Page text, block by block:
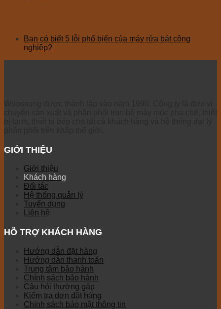
Bạn có biết 5 lỗi phổ biến của máy rửa bát công
nghiệp?
GIỚI THIỆU
Giới thiệu
Khách hàng
Đối tác
Hệ thống quản lý
Tuyển dụng
Liên hệ
HỖ TRỢ KHÁCH HÀNG
Hướng dẫn đặt hàng
Hướng dẫn thanh toán
Trung tâm bảo hành
Chính sách bảo hành
Câu hỏi thường gặp
Kiểm tra đơn đặt hàng
Chính sách bảo mật thông tin